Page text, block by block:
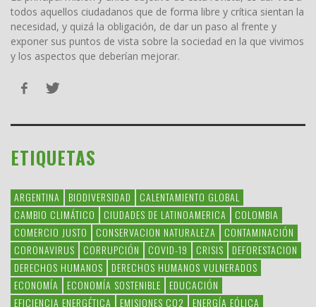
todos aquellos ciudadanos que de forma libre y crítica sientan la
necesidad, y quizá la obligación, de dar un paso al frente y
exponer sus puntos de vista sobre la sociedad en la que vivimos
y los aspectos que deberían mejorar.
ETIQUETAS
ARGENTINA BIODIVERSIDAD
CALENTAMIENTO GLOBAL
CAMBIO CLIMÁTICO
CIUDADES DE LATINOAMERICA
COLOMBIA
COMERCIO JUSTO
CONSERVACION NATURALEZA
CONTAMINACIÓN
CORONAVIRUS
CORRUPCIÓN COVID-19 CRISIS
DEFORESTACION
DERECHOS HUMANOS
DERECHOS HUMANOS VULNERADOS
ECONOMÍA
ECONOMÍA SOSTENIBLE
EDUCACIÓN
EFICIENCIA ENERGÉTICA
EMISIONES CO2 ENERGÍA EÓLICA